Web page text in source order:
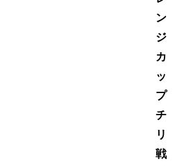
ン
ジ
カ
ッ
プ
チ
リ
戦